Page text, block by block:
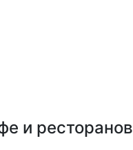
и ресторанов